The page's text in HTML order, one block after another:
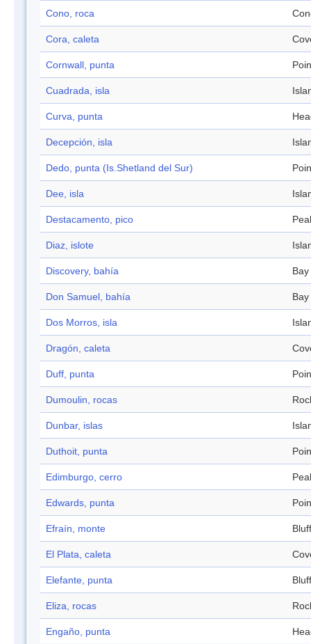
Cono, roca
Cora, caleta
Cornwall, punta
Cuadrada, isla
Curva, punta
Decepción, isla
Dedo, punta (Is.Shetland del Sur)
Dee, isla
Destacamento, pico
Diaz, islote
Discovery, bahía Bay
Don Samuel, bahía Bay
Dos Morros, isla
Dragón, caleta
Duff, punta
Dumoulin, rocas
Dunbar, islas
Duthoit, punta
Edimburgo, cerro
Edwards, punta
Efraín, monte Bluff
El Plata, caleta
Elefante, punta Bluff
Eliza, rocas
Engaño, punta